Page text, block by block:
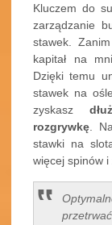
Kluczem do
zarządzanie
stawek.
kapitał na
Dzięki temu
stawek na
zyskasz
rozgrywkę.
stawki na
więcej spinów